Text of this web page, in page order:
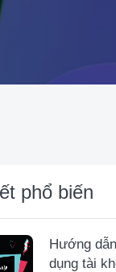
phổ biến
Hướng
dụng tài